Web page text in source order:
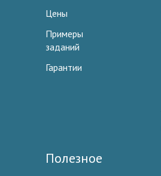
Цены
Примеры
заданий
Гарантии
Полезное